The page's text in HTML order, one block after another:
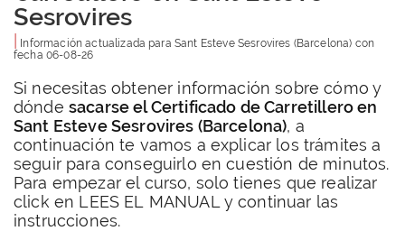
Sesrovires
Información actualizada para Sant Esteve Sesrovires (Barcelona) con
fecha 06-08-26
Si necesitas obtener información sobre cómo y
dónde sacarse el Certificado de Carretillero en
Sant Esteve Sesrovires (Barcelona), a
continuación te vamos a explicar los trámites a
seguir para conseguirlo en cuestión de minutos.
Para empezar el curso, solo tienes que realizar
click en LEES EL MANUAL y continuar las
instrucciones.